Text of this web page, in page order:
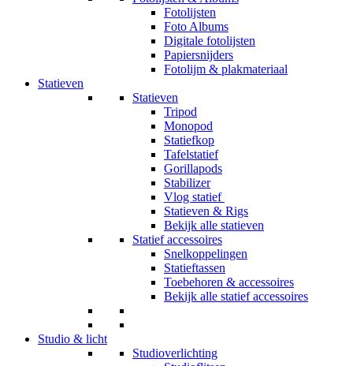
Fotolijsten
Foto Albums
Digitale fotolijsten
Papiersnijders
Fotolijm & plakmateriaal
Statieven
Statieven
Tripod
Monopod
Statiefkop
Tafelstatief
Gorillapods
Stabilizer
Vlog statief
Statieven & Rigs
Bekijk alle statieven
Statief accessoires
Snelkoppelingen
Statieftassen
Toebehoren & accessoires
Bekijk alle statief accessoires
Studio & licht
Studioverlichting